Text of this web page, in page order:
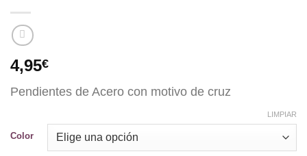
4,95€
Pendientes de Acero con motivo de cruz
Color
LIMPIAR